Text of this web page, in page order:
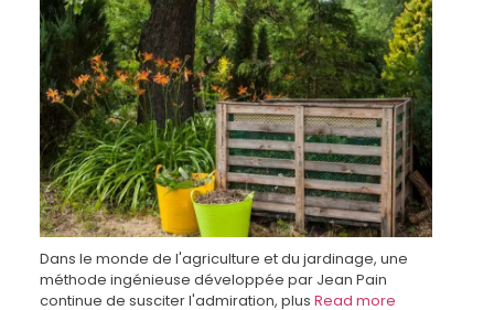
Dans le monde de l'agriculture et du jardinage, une
méthode ingénieuse développée par Jean Pain
continue de susciter l'admiration, plus Read more